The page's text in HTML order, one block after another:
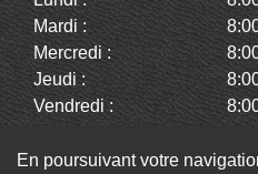
Mardi :
Mercredi :
Jeudi :
Vendredi :
Dimanche :
En poursuivant votre